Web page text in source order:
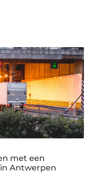
met een
Antwerpen